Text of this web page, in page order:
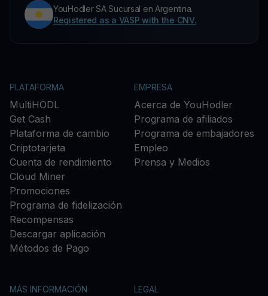
YouHodler SA Sucursal en Argentina.
Registered as a VASP with the CNV.
PLATAFORMA
MultiHODL
Get Cash
Plataforma de cambio
Criptotarjeta
Cuenta de rendimiento
Cloud Miner
Promociones
Programa de fidelización
Recompensas
Descargar aplicación
Métodos de Pago
EMPRESA
Acerca de YouHodler
Programa de afiliados
Programa de embajadores
Empleo
Prensa y Medios
MÁS INFORMACIÓN LEGAL